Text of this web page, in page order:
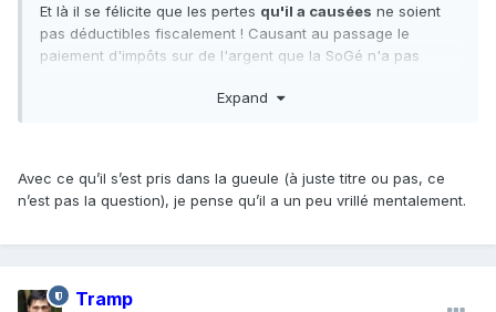
Et là il se félicite que les pertes qu'il a causées ne soient
pas déductibles fiscalement ! Causant au passage le
paiement d'impôts sur de l'argent que la SoGé n'a pas
Expand
Avec ce qu’il s’est pris dans la gueule (à juste titre ou pas, ce
n’est pas la question), je pense qu’il a un peu vrillé mentalement.
Tramp